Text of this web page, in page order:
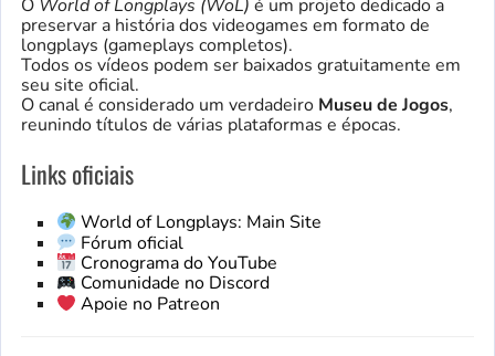
O World of Longplays (WoL) é um projeto dedicado a
preservar a história dos videogames em formato de
longplays (gameplays completos).
Todos os vídeos podem ser baixados gratuitamente em
seu site oficial.
O canal é considerado um verdadeiro Museu de Jogos,
reunindo títulos de várias plataformas e épocas.
Links oficiais
World of Longplays: Main Site
Fórum oficial
Cronograma do YouTube
Comunidade no Discord
Apoie no Patreon